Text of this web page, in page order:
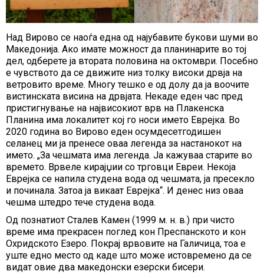
Над Вирово се наоѓа една од најубавите букови шуми во
Македонија. Ако имате можност да планинарите во тој
дел, одберете ја втората половина на октомври. Посебно
е чувството да се движите низ толку високи дрвја на
ветровито време. Многу тешко е од долу да ја воочите
вистинската висина на дрвјата. Некаде еден час пред
пристигнување на највисокиот врв на Плакенска
Планина има локалитет кој го носи името Еврејка. Во
2020 година во Вирово еден осумдесетгодишен
селанец ми ја пренесе оваа легенда за настанокот на
името. „За чешмата има легенда. Ја кажуваа старите во
времето. Врвеле кирајџии со трговци Евреи. Некоја
Еврејка се напила студена вода од чешмата, ја пресекло
и починала. Затоа ја викаат Еврејка“. И денес низ оваа
чешма штедро тече студена вода.
Од познатиот Сталев Камен (1999 м. н. в.) при чисто
време има прекрасен поглед кон Преспанското и кон
Охридското Езеро. Покрај врвовите на Галичица, тоа е
уште едно место од каде што може истовремено да се
видат овие два македонски езерски бисери.